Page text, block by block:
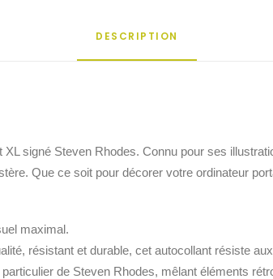
DESCRIPTION
signé Steven Rhodes. Connu pour ses
Que ce soit pour décorer votre ordinateur
maximal.
résistant et durable, cet autocollant résiste
de Steven Rhodes, mêlant éléments